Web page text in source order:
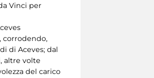
Vinci per
corrodendo,
di Aceves; dal
altre volte
del carico